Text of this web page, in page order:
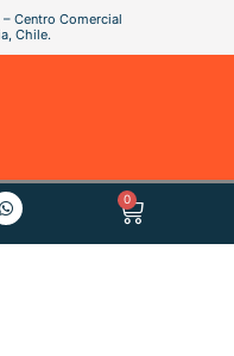
Centro Comercial
Chile.
0